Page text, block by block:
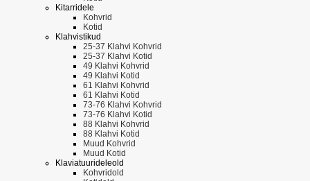
Kitarridele
Kohvrid
Kotid
Klahvistikud
25-37 Klahvi Kohvrid
25-37 Klahvi Kotid
49 Klahvi Kohvrid
49 Klahvi Kotid
61 Klahvi Kohvrid
61 Klahvi Kotid
73-76 Klahvi Kohvrid
73-76 Klahvi Kotid
88 Klahvi Kohvrid
88 Klahvi Kotid
Muud Kohvrid
Muud Kotid
Klaviatuurideleold
Kohvridold